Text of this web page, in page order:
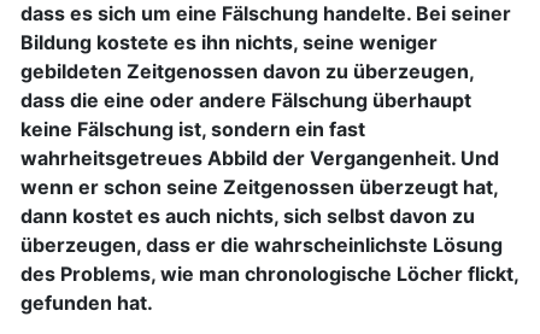
dass es sich um eine Fälschung handelte. Bei seiner
Bildung kostete es ihn nichts, seine weniger
gebildeten Zeitgenossen davon zu überzeugen,
dass die eine oder andere Fälschung überhaupt
keine Fälschung ist, sondern ein fast
wahrheitsgetreues Abbild der Vergangenheit. Und
wenn er schon seine Zeitgenossen überzeugt hat,
dann kostet es auch nichts, sich selbst davon zu
überzeugen, dass er die wahrscheinlichste Lösung
des Problems, wie man chronologische Löcher flickt,
gefunden hat.